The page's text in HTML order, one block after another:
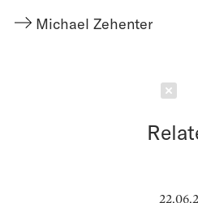
Michael Zehenter